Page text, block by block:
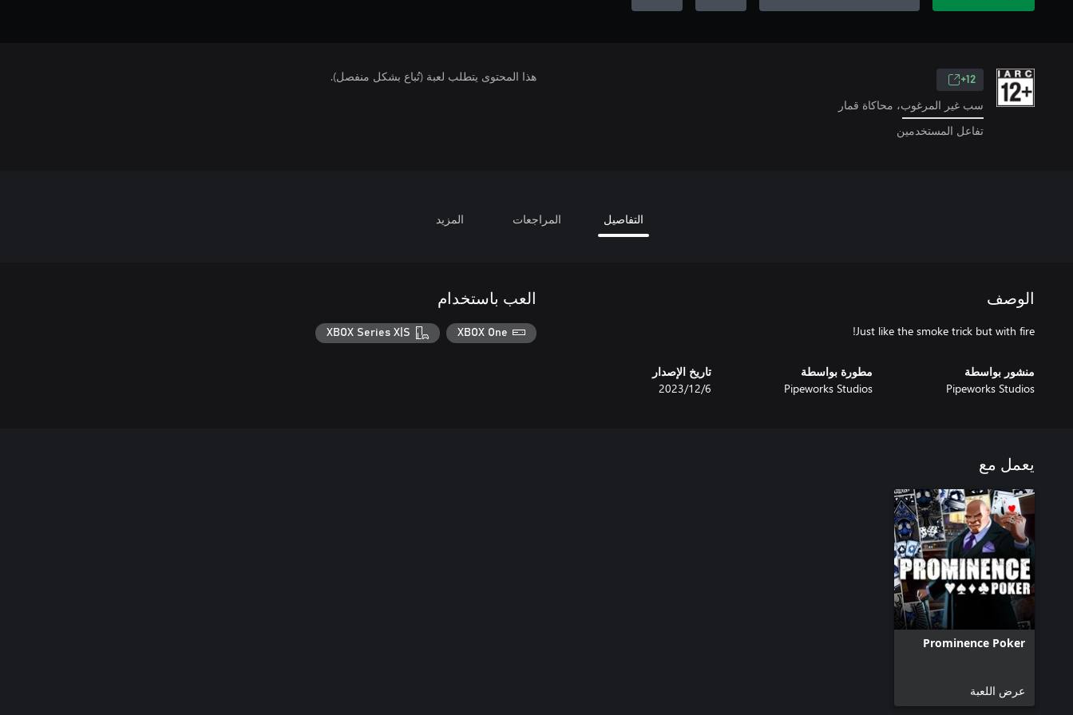
12+
سب غير المرغوب، محاكاة قمار
تفاعل المستخدمين
هذا المحتوى يتطلب لعبة (تُباع بشكل منفصل).
التفاصيل المراجعات المزيد
الوصف
Just like the smoke trick but with fire!
منشور بواسطة
Pipeworks Studios
مطورة بواسطة
Pipeworks Studios
تاريخ الإصدار
6‏/12‏/2023
العب باستخدام
XBOX One
XBOX Series X|S
يعمل مع
Prominence Poker
عرض اللعبة